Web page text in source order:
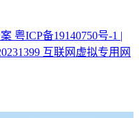
粤ICP备19140750号-1 |
互联网虚拟专用网